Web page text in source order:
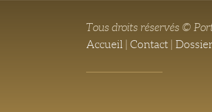
Tous droits réservés ©
Accueil |Contact